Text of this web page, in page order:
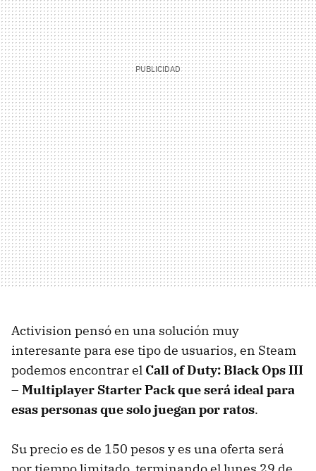
Activision pensó en una solución muy
interesante para ese tipo de usuarios, en Steam
podemos encontrar el Call of Duty: Black Ops III
– Multiplayer Starter Pack que será ideal para
esas personas que solo juegan por ratos.
Su precio es de 150 pesos y es una oferta será